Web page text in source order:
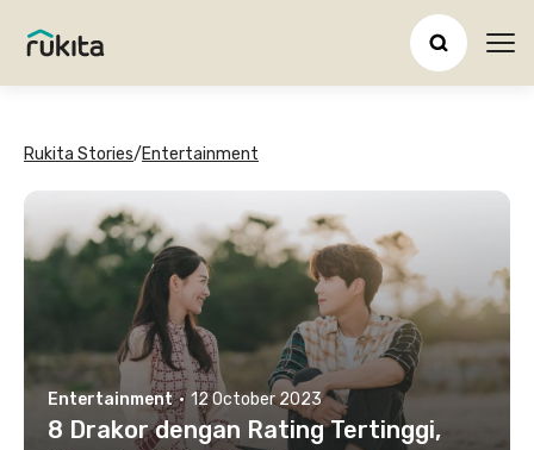
Rukita Stories/Entertainment
Entertainment · 12 October 2023
8 Drakor dengan Rating Tertinggi,